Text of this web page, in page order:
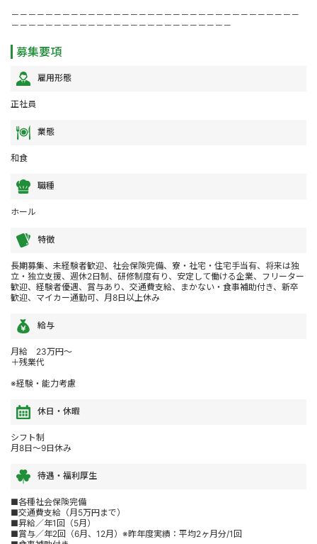
－－－－－－－－－－－－－－－－－－－－－－－－－－－－－－－－－－
－－－－－－－－－－－－－－－－－－－－－－－－－－
募集要項
雇用形態
正社員
業態
和食
職種
ホール
特徴
長期募集、未経験者歓迎、社会保険完備、寮・社宅・住宅手当有、将来は独
立・独立支援、週休2日制、研修制度有り、安定して働ける企業、フリーター
歓迎、経験者優遇、賞与あり、交通費支給、まかない・食事補助付き、新卒
歓迎、マイカー通勤可、月8日以上休み
給与
月給 23万円～
＋残業代
※経験・能力考慮
休日・休暇
シフト制
月8日～9日休み
待遇・福利厚生
■各種社会保険完備
■交通費支給（月5万円まで）
■昇給／年1回（5月）
■賞与／年2回（6月、12月）※昨年度実績：平均2ヶ月分/1回